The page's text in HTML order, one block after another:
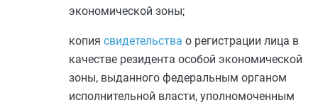
экономической зоны;
копия свидетельства о регистрации лица в
качестве резидента особой экономической
зоны, выданного федеральным органом
исполнительной власти, уполномоченным